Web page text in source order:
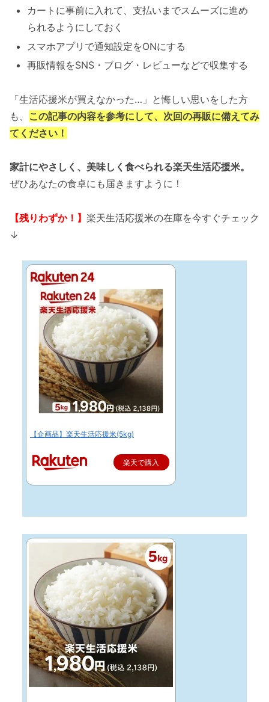
カートに事前に入れて、支払いまでスムーズに進め
られるようにしておく
スマホアプリで通知設定をONにする
再販情報をSNS・ブログ・レビューなどで収集する
「生活応援米が買えなかった…」と悔しい思いをした方
も、 この記事の内容を参考にして、次回の再販に備えてみ
てください！
家計にやさしく、美味しく食べられる楽天生活応援米。
ぜひあなたの食卓にも届きますように！
【残りわずか！】 楽天生活応援米の在庫を今すぐチェック
↓
【企画品】楽天生活応援米(5kg)
楽天で購入